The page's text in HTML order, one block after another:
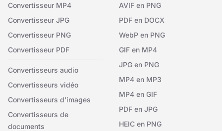
Convertisseur MP4
Convertisseur JPG
Convertisseur PNG
Convertisseur PDF
Convertisseurs audio
Convertisseurs vidéo
Convertisseurs d'images
Convertisseurs de
documents
AVIF en PNG
PDF en DOCX
WebP en PNG
GIF en MP4
JPG en PNG
MP4 en MP3
MP4 en GIF
PDF en JPG
HEIC en PNG